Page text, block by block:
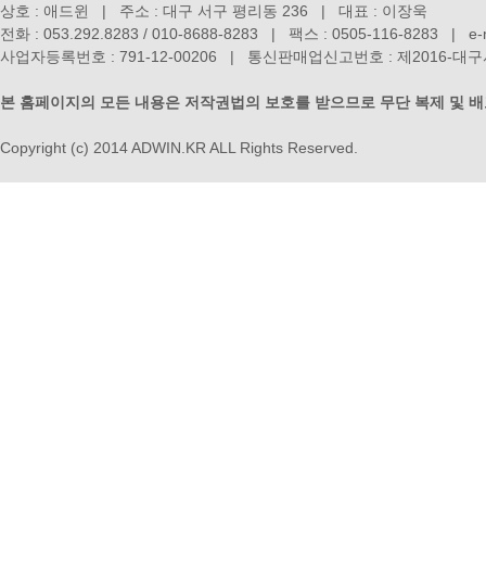
상호 : 애드윈 | 주소 : 대구 서구 평리동 236 | 대표 : 이장욱
전화 : 053.292.8283 / 010-8688-8283 | 팩스 : 0505-116-8283 | e-
사업자등록번호 : 791-12-00206 | 통신판매업신고번호 : 제2016-대
본 홈페이지의 모든 내용은 저작권법의 보호를 받으므로 무단 복제 및
Copyright (c) 2014 ADWIN.KR ALL Rights Reserved.